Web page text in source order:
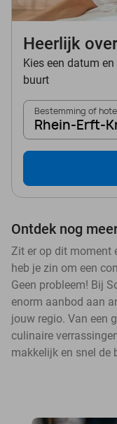
Heerlijk
Kies een datum
buurt
Bestemming of
Rhein-Erft-
Ontdek nog
Zit er op dit moment
heb je zin om een
Geen probleem! Bij
enorm aanbod aan
jouw regio. Van een
culinaire
makkelijk en snel de